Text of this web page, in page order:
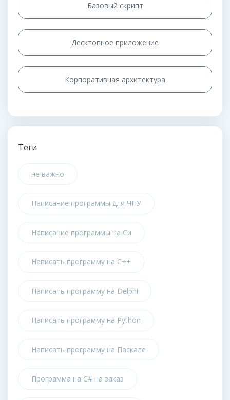
Базовый скрипт
Десктопное приложение
Корпоративная архитектура
Теги
не важно
Написание программы для ЧПУ
Написание программы на Си
Написать программу на C++
Написать программу на Delphi
Написать программу на Python
Написать программу на Паскале
Программа на C# на заказ